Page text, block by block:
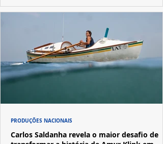
Carlos Saldanha revela o maior desafio de
PRODUÇÕES NACIONAIS